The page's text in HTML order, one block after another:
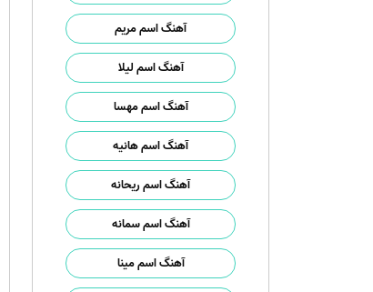
آهنگ اسم مریم
آهنگ اسم لیلا
آهنگ اسم مهسا
آهنگ اسم هانیه
آهنگ اسم ریحانه
آهنگ اسم سمانه
آهنگ اسم مینا